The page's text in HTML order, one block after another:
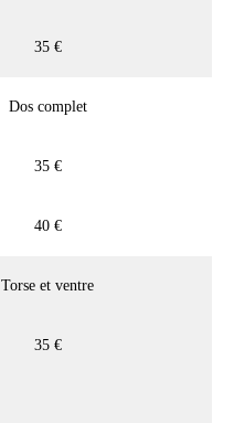
35 €
Dos complet
35 €
40 €
Torse et ventre
35 €